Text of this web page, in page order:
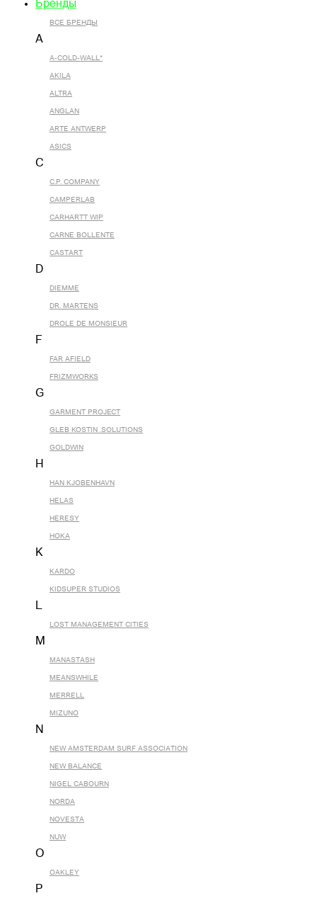
Бренды
ВСЕ БРЕНДЫ
A
A-COLD-WALL*
AKILA
ALTRA
ANGLAN
ARTE ANTWERP
ASICS
C
C.P. COMPANY
CAMPERLAB
CARHARTT WIP
CARNE BOLLENTE
CASTART
D
DIEMME
DR. MARTENS
DROLE DE MONSIEUR
F
FAR AFIELD
FRIZMWORKS
G
GARMENT PROJECT
GLEB KOSTIN .SOLUTIONS
GOLDWIN
H
HAN KJOBENHAVN
HELAS
HERESY
HOKA
K
KARDO
KIDSUPER STUDIOS
L
LOST MANAGEMENT CITIES
M
MANASTASH
MEANSWHILE
MERRELL
MIZUNO
N
NEW AMSTERDAM SURF ASSOCIATION
NEW BALANCE
NIGEL CABOURN
NORDA
NOVESTA
NUW
O
OAKLEY
P